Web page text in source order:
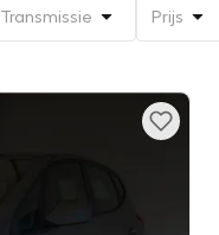
Transmissie Prijs